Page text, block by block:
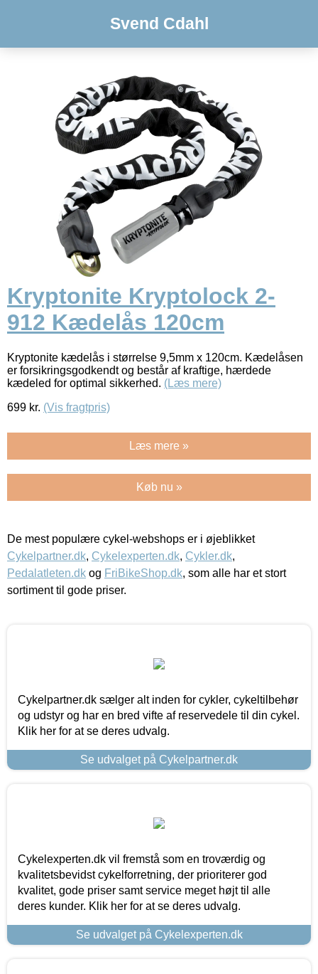
Svend Cdahl
Kryptonite Kryptolock 2-
912 Kædelås 120cm
Kryptonite kædelås i størrelse 9,5mm x 120cm. Kædelåsen
er forsikringsgodkendt og består af kraftige, hærdede
kædeled for optimal sikkerhed. (Læs mere)
699 kr. (Vis fragtpris)
Læs mere »
Køb nu »
De mest populære cykel-webshops er i øjeblikket
Cykelpartner.dk, Cykelexperten.dk, Cykler.dk,
Pedalatleten.dk og FriBikeShop.dk, som alle har et stort
sortiment til gode priser.
Cykelpartner.dk sælger alt inden for cykler, cykeltilbehør
og udstyr og har en bred vifte af reservedele til din cykel.
Klik her for at se deres udvalg.
Se udvalget på Cykelpartner.dk
Cykelexperten.dk vil fremstå som en troværdig og
kvalitetsbevidst cykelforretning, der prioriterer god
kvalitet, gode priser samt service meget højt til alle
deres kunder. Klik her for at se deres udvalg.
Se udvalget på Cykelexperten.dk